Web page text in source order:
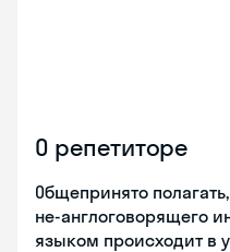
О репетиторе
Общепринято
не-англоговорящего
языком происходит в